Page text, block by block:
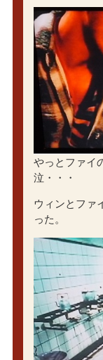
やっとファイ
泣・・・
ウィンとファ
った。